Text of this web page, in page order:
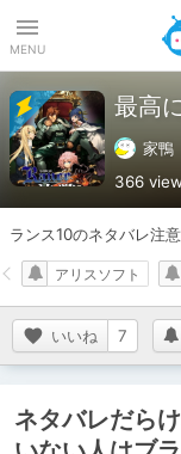
MENU
最高
家鴨
366
ランス10のネタバレ注意
いいね 7
アリスソフト
ネタバレだら